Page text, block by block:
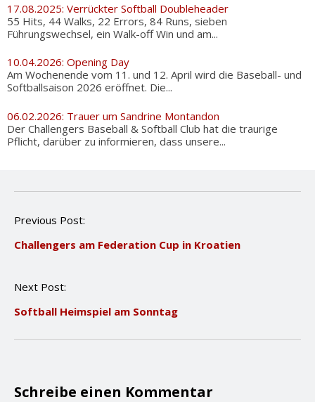
17.08.2025: Verrückter Softball Doubleheader
55 Hits, 44 Walks, 22 Errors, 84 Runs, sieben
Führungswechsel, ein Walk-off Win und am...
10.04.2026: Opening Day
Am Wochenende vom 11. und 12. April wird die Baseball- und
Softballsaison 2026 eröffnet. Die...
06.02.2026: Trauer um Sandrine Montandon
Der Challengers Baseball & Softball Club hat die traurige
Pflicht, darüber zu informieren, dass unsere...
P
s
a
i
o
Previous Post:
Challengers am Federation Cup in Kroatien
Next Post:
Softball Heimspiel am Sonntag
Schreibe einen Kommentar